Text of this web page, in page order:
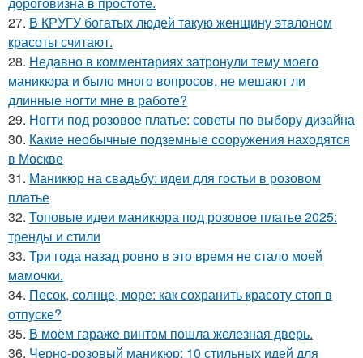
27. В КРУГУ богатых людей такую женщину эталоном
красоты считают.
28. Недавно в комментариях затронули тему моего
маникюра и было много вопросов, не мешают ли
длинные ногти мне в работе?
29. Ногти под розовое платье: советы по выбору дизайна
30. Какие необычные подземные сооружения находятся
в Москве
31. Маникюр на свадьбу: идеи для гостьи в розовом
платье
32. Топовые идеи маникюра под розовое платье 2025:
тренды и стили
33. Три года назад ровно в это время не стало моей
мамочки.
34. Песок, солнце, море: как сохранить красоту стоп в
отпуске?
35. В моём гараже винтом пошла железная дверь.
36. Черно-розовый маникюр: 10 стильных идей для